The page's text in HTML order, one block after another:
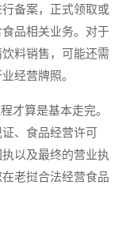
备案，正式领取或
品相关业务。对于
料销售，可能还需
经营牌照。
才算是基本走完。
、食品经营许可
以及最终的营业执
老挝合法经营食品